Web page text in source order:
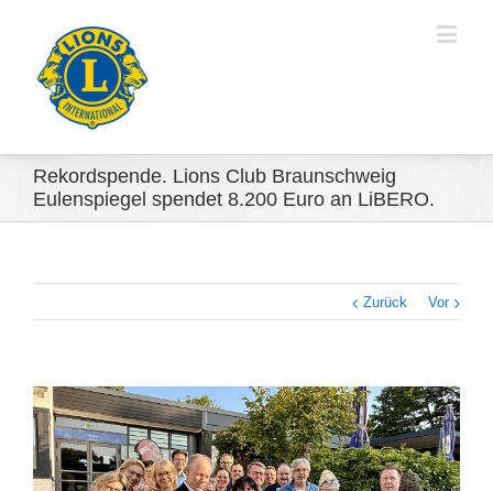
Rekordspende. Lions Club Braunschweig
Eulenspiegel spendet 8.200 Euro an LiBERO.
Zurück Vor